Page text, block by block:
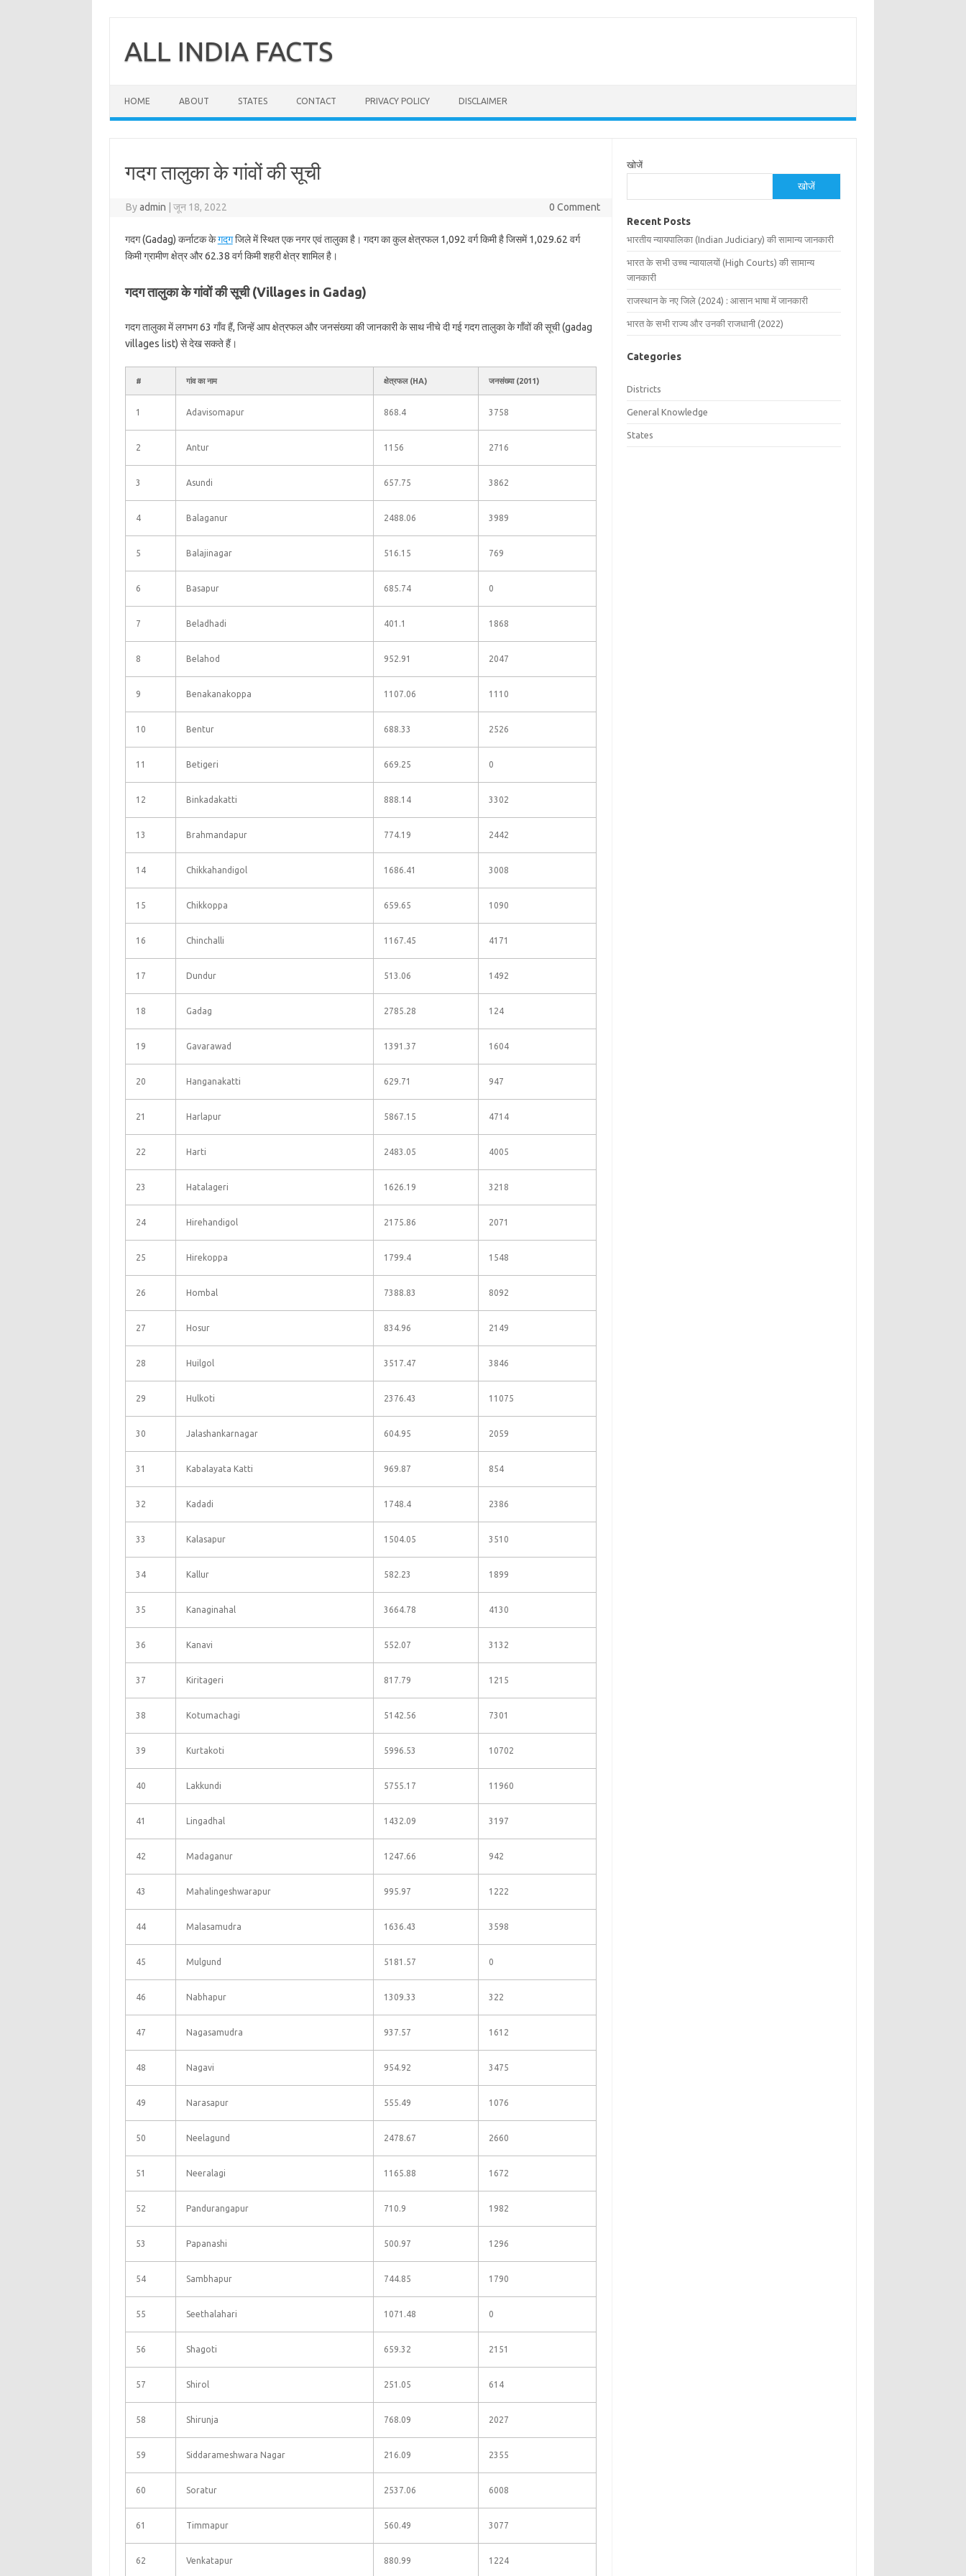
contentALL INDIA FACTS
HOME ABOUT STATES CONTACT PRIVACY POLICY DISCLAIMER
गदग तालुका के गांवों की सूची
Byadmin जून 18, 2022 0 Comment
गदग (Gadag) कर्नाटक केगदगजिले में स्थित एक नगर एवं तालुका है। गदग का कुल क्षेत्रफल 1,092 वर्ग किमी है जिसमें 1,029.62 वर्ग
किमी ग्रामीण क्षेत्र और 62.38 वर्ग किमी शहरी क्षेत्र शामिल है।
गदग तालुका के गांवों की सूची (Villages in Gadag)
गदग तालुका में लगभग 63 गाँव हैं, जिन्हें आप क्षेत्रफल और जनसंख्या की जानकारी के साथ नीचे दी गई गदग तालुका के गाँवों की सूची (gadag
villages list) से देख सकते हैं।
# गांव का नाम क्षेत्रफल (HA) जनसंख्या (2011)
1 Adavisomapur 868.4 3758
2 Antur 1156 2716
3 Asundi 657.75 3862
4 Balaganur 2488.06 3989
5 Balajinagar 516.15 769
6 Basapur 685.74 0
7 Beladhadi 401.1 1868
8 Belahod 952.91 2047
9 Benakanakoppa 1107.06 1110
10 Bentur 688.33 2526
11 Betigeri 669.25 0
12 Binkadakatti 888.14 3302
13 Brahmandapur 774.19 2442
14 Chikkahandigol 1686.41 3008
15 Chikkoppa 659.65 1090
16 Chinchalli 1167.45 4171
17 Dundur 513.06 1492
18 Gadag 2785.28 124
19 Gavarawad 1391.37 1604
20 Hanganakatti 629.71 947
21 Harlapur 5867.15 4714
22 Harti 2483.05 4005
23 Hatalageri 1626.19 3218
24 Hirehandigol 2175.86 2071
25 Hirekoppa 1799.4 1548
26 Hombal 7388.83 8092
27 Hosur 834.96 2149
28 Huilgol 3517.47 3846
29 Hulkoti 2376.43 11075
30 Jalashankarnagar 604.95 2059
31 Kabalayata Katti 969.87 854
32 Kadadi 1748.4 2386
33 Kalasapur 1504.05 3510
34 Kallur 582.23 1899
35 Kanaginahal 3664.78 4130
36 Kanavi 552.07 3132
37 Kiritageri 817.79 1215
38 Kotumachagi 5142.56 7301
39 Kurtakoti 5996.53 10702
40 Lakkundi 5755.17 11960
41 Lingadhal 1432.09 3197
42 Madaganur 1247.66 942
43 Mahalingeshwarapur 995.97 1222
44 Malasamudra 1636.43 3598
45 Mulgund 5181.57 0
46 Nabhapur 1309.33 322
47 Nagasamudra 937.57 1612
48 Nagavi 954.92 3475
49 Narasapur 555.49 1076
50 Neelagund 2478.67 2660
51 Neeralagi 1165.88 1672
52 Pandurangapur 710.9 1982
53 Papanashi 500.97 1296
54 Sambhapur 744.85 1790
55 Seethalahari 1071.48 0
56 Shagoti 659.32 2151
57 Shirol 251.05 614
58 Shirunja 768.09 2027
59 Siddarameshwara Nagar 216.09 2355
60 Soratur 2537.06 6008
61 Timmapur 560.49 3077
62 Venkatapur 880.99 1224
खोजें
खोजें
Recent Posts
भारतीय न्यायपालिका (Indian Judiciary) की सामान्य जानकारी
भारत के सभी उच्च न्यायालयों (High Courts) की सामान्य
जानकारी
राजस्थान के नए जिले (2024) : आसान भाषा में जानकारी
भारत के सभी राज्य और उनकी राजधानी (2022)
Categories
Districts
General Knowledge
States